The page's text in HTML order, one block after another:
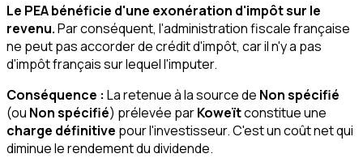
Le PEA bénéficie d'une exonération d'impôt sur le
revenu.Par conséquent, l'administration fiscale française
ne peut pas accorder de crédit d'impôt, car il n'y a pas
d'impôt français sur lequel l'imputer.
Conséquence : La retenue à la source de Non spécifié
(ou Non spécifié) prélevée parKoweïtconstitue une
charge définitive pour l'investisseur. C'est un coût net qui
diminue le rendement du dividende.